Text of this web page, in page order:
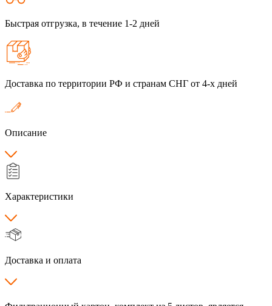
Быстрая отгрузка, в течение 1-2 дней
Доставка по территории РФ и странам СНГ от 4-х дней
Описание
Характеристики
Доставка и оплата